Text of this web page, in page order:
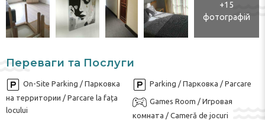
+15
фотографій
Переваги та Послуги
On-Site Parking / Парковка
на территории / Parcare la fața
locului
Parking / Парковка / Parcare
Games Room / Игровая
комната / Cameră de jocuri